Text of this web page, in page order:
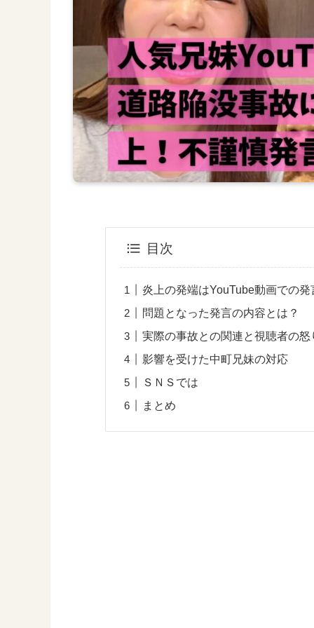
目次
炎上の発端はYouTube動画での発
問題となった発言の内容とは？
実際の事故との関連と視聴者の怒
影響を受けた中町兄妹の対応
ＳＮＳでは
まとめ